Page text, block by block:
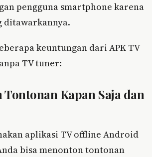
pengguna smartphone karena
ditawarkannya.
keuntungan dari APK TV
TV tuner:
Kapan Saja dan
aplikasi TV offline Android
bisa menonton tontonan